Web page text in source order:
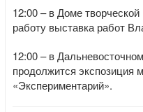
12:00 – в Доме
работу выставка работ
12:00 – в
продолжится экспозиция
«Экспериментарий».